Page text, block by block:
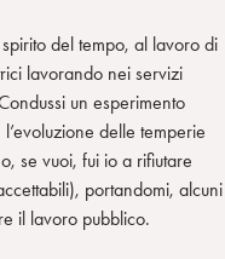
del tempo, al lavoro di
lavorando nei servizi
un esperimento
delle temperie
se vuoi, fui io a rifiutare
portandomi, alcuni
il lavoro pubblico.